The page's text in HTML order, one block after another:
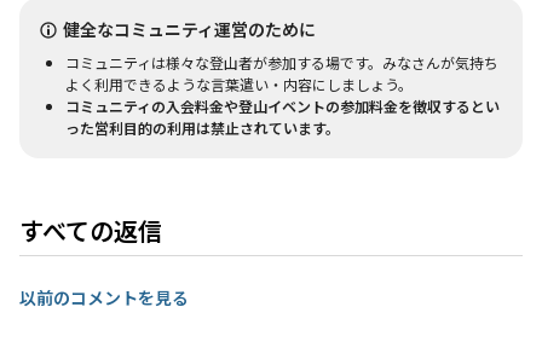
健全なコミュニティ運営のために
コミュニティは様々な登山者が参加する場です。みなさんが気持ち
よく利用できるような言葉遣い・内容にしましょう。
コミュニティの入会料金や登山イベントの参加料金を徴収するとい
った営利目的の利用は禁止されています。
すべての返信
以前のコメントを見る